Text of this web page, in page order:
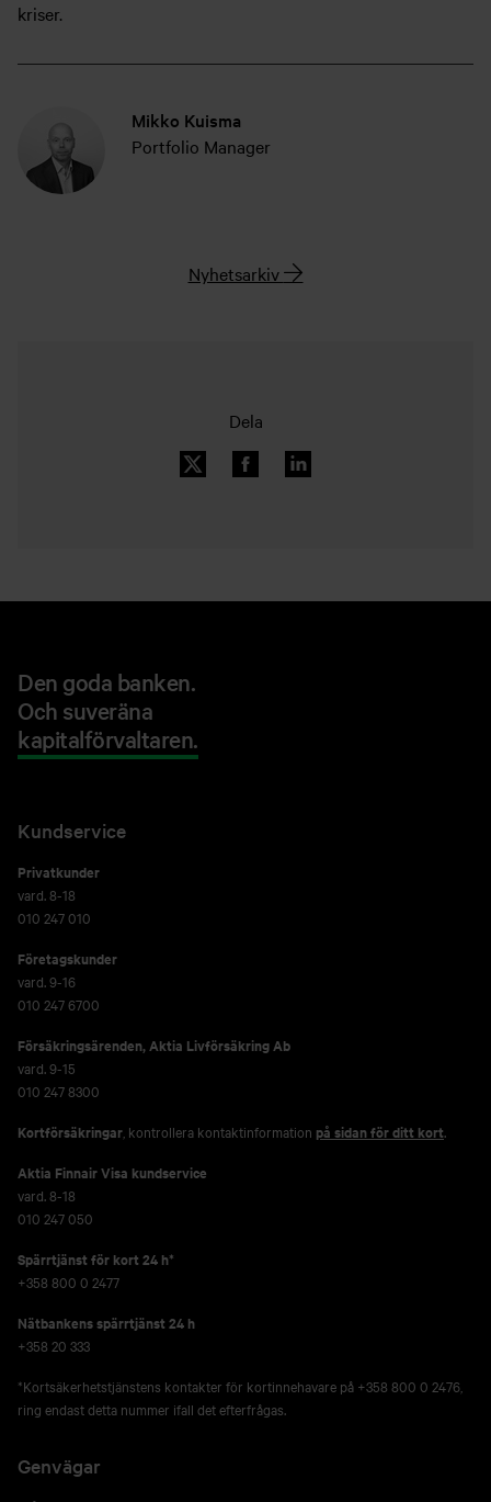
kriser.
Mikko Kuisma
Portfolio Manager
Nyhetsarkiv
Dela
Den goda banken.
Och suveräna
kapitalförvaltaren.
Kundservice
Privatkunder
vard. 8-18
010 247 010
Företagskunder
vard. 9-16
010 247 6700
Försäkringsärenden,Aktia Livförsäkring Ab
vard. 9-15
010 247 8300
Kortförsäkringar , kontrollera kontaktinformation på sidan för ditt kort.
Aktia Finnair Visa kundservice
vard. 8-18
010 247 050
Spärrtjänst för kort 24 h*
+358 800 0 2477
Nätbankens spärrtjänst 24 h
+358 20 333
*Kortsäkerhetstjänstens kontakter för kortinnehavare på +358 800 0 2476,
ring endast detta nummer ifall det efterfrågas.
Genvägar